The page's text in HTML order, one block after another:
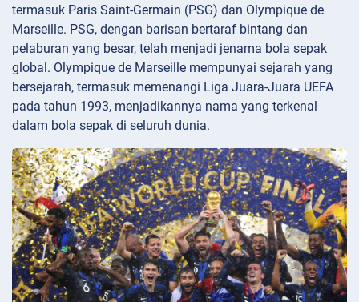
termasuk Paris Saint-Germain (PSG) dan Olympique de
Marseille. PSG, dengan barisan bertaraf bintang dan
pelaburan yang besar, telah menjadi jenama bola sepak
global. Olympique de Marseille mempunyai sejarah yang
bersejarah, termasuk memenangi Liga Juara-Juara UEFA
pada tahun 1993, menjadikannya nama yang terkenal
dalam bola sepak di seluruh dunia.